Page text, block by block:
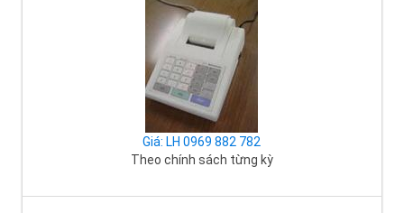
Giá: LH 0969 882 782
Theo chính sách từng kỳ